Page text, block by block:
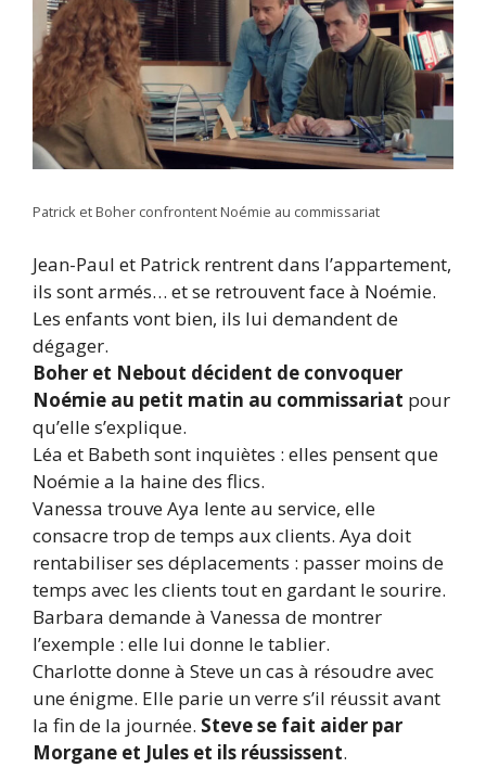
Patrick et Boher confrontent Noémie au commissariat
Jean-Paul et Patrick rentrent dans l’appartement,
ils sont armés… et se retrouvent face à Noémie.
Les enfants vont bien, ils lui demandent de
dégager.
Boher et Nebout décident de convoquer
Noémie au petit matin au commissariat pour
qu’elle s’explique.
Léa et Babeth sont inquiètes : elles pensent que
Noémie a la haine des flics.
Vanessa trouve Aya lente au service, elle
consacre trop de temps aux clients. Aya doit
rentabiliser ses déplacements : passer moins de
temps avec les clients tout en gardant le sourire.
Barbara demande à Vanessa de montrer
l’exemple : elle lui donne le tablier.
Charlotte donne à Steve un cas à résoudre avec
une énigme. Elle parie un verre s’il réussit avant
la fin de la journée. Steve se fait aider par
Morgane et Jules et ils réussissent.